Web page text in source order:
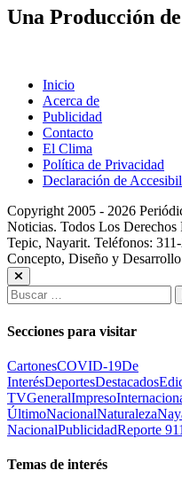
Una Producción de
Inicio
Acerca de
Publicidad
Contacto
El Clima
Política de Privacidad
Declaración de
Copyright 2005 - 2026
Noticias. Todos Los Derechos
Tepic, Nayarit. Teléfonos:
Concepto, Diseño y
Buscar:
Secciones para visitar
CartonesCOVID-19De
InterésDeportesDestacados
TVGeneralImpreso
ÚltimoNacionalNaturaleza
NacionalPublicidadReporte 911
Temas de interés